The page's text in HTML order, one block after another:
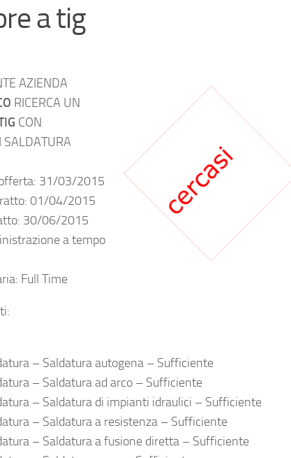
a tig
AZIENDA
RICERCA UN
CON
SALDATURA
31/03/2015
01/04/2015
30/06/2015
a tempo
Full Time
– Saldatura autogena – Sufficiente
– Saldatura ad arco – Sufficiente
– Saldatura di impianti idraulici – Sufficiente
– Saldatura a resistenza – Sufficiente
– Saldatura a fusione diretta – Sufficiente